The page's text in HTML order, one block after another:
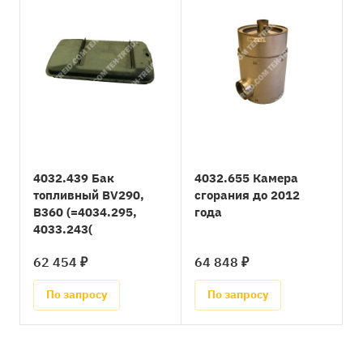
4032.439 Бак
топливный BV290,
B360 (=4034.295,
4033.243(
62 454 ₽
По запросу
4032.655 Камера
сгорания до 2012
года
64 848 ₽
По запросу